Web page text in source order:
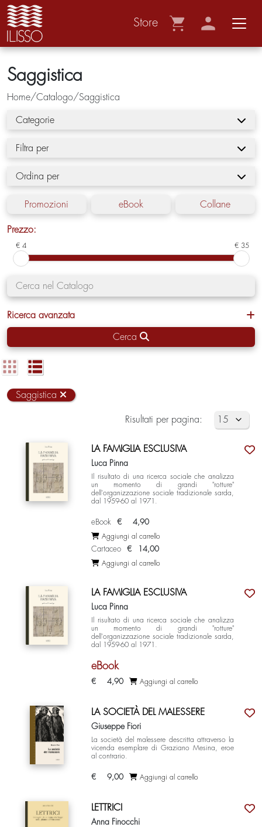
Store
Saggistica
Home/Catalogo/Saggistica
Categorie
Filtra per
Ordina per
Promozioni eBook Collane
Prezzo:
€ 4 € 35
Ricerca avanzata
Cerca
Saggistica
Risultati per pagina:
LA FAMIGLIA ESCLUSIVA
Luca Pinna
Il risultato di una ricerca sociale che analizza
un momento di grandi "rotture"
dell'organizzazione sociale tradizionale sarda,
dal 1959-60 al 1971.
eBook € 4,90
Aggiungi al carrello
Cartaceo € 14,00
Aggiungi al carrello
LA FAMIGLIA ESCLUSIVA
Luca Pinna
Il risultato di una ricerca sociale che analizza
un momento di grandi "rotture"
dell'organizzazione sociale tradizionale sarda,
dal 1959-60 al 1971.
eBook
€ 4,90 Aggiungi al carrello
LA SOCIETÀ DEL MALESSERE
Giuseppe Fiori
La società del malessere descritta attraverso la
vicenda esemplare di Graziano Mesina, eroe
al contrario.
€ 9,00 Aggiungi al carrello
LETTRICI
Anna Finocchi